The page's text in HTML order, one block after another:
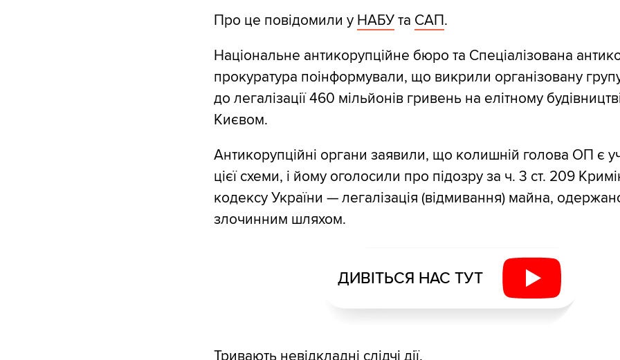
Про це повідомили у НАБУта САП.
Національне антикорупційне бюро та Спеціалізована
прокуратура поінформували, що викрили організовану
до легалізації 460 мільйонів гривень на елітному
Києвом.
Антикорупційні органи заявили, що колишній голова ОП є
цієї схеми, і йому оголосили про підозру за ч. 3 ст. 209
кодексу України — легалізація (відмивання) майна,
злочинним шляхом.
ДИВІТЬСЯ НАС ТУТ
Тривають невідкладні слідчі дії.